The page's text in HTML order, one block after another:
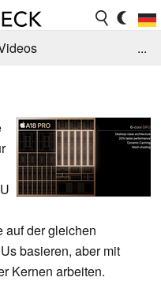
Jobs
...
auf der gleichen
basieren, aber mit
Kernen arbeiten.